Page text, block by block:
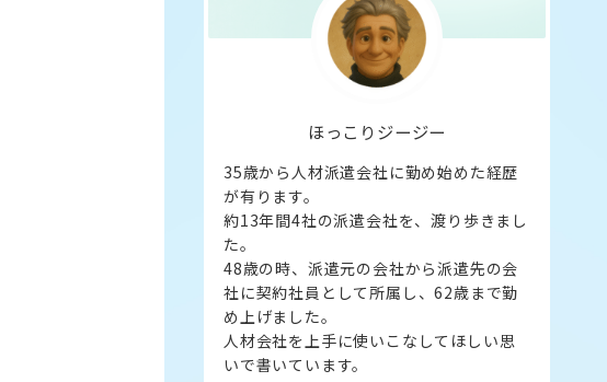
ほっこりジージー
35歳から人材派遣会社に勤め始めた経歴
が有ります。
約13年間4社の派遣会社を、渡り歩きまし
た。
48歳の時、派遣元の会社から派遣先の会
社に契約社員として所属し、62歳まで勤
め上げました。
人材会社を上手に使いこなしてほしい思
いで書いています。